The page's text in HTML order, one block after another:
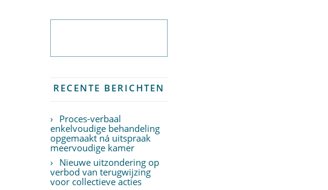
RECENTE BERICHTEN
Proces-verbaal
enkelvoudige behandeling
opgemaakt ná uitspraak
meervoudige kamer
Nieuwe uitzondering op
verbod van terugwijzing
voor collectieve acties